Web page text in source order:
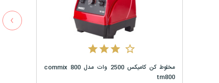
مخلوط کن کامیکس 2500 وات مدل 800 commix
tm800
›